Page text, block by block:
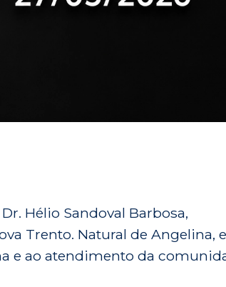
Hélio Sandoval Barbosa,
Trento. Natural de Angelina,
e ao atendimento da